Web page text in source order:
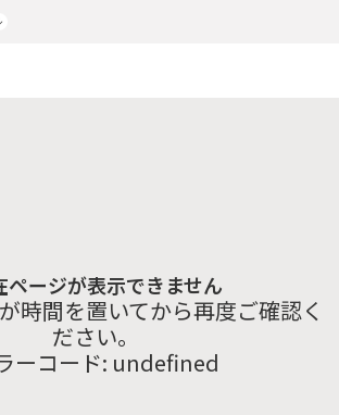
ページが表示できません
時間を置いてから再度ご確認く
ださい。
ーコード: undefined